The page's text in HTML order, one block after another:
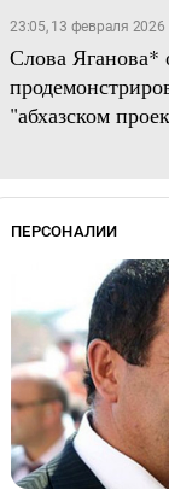
23:05, 13 февраля 2026
Слова Яганова*
"абхазском
ПЕРСОНАЛИИ